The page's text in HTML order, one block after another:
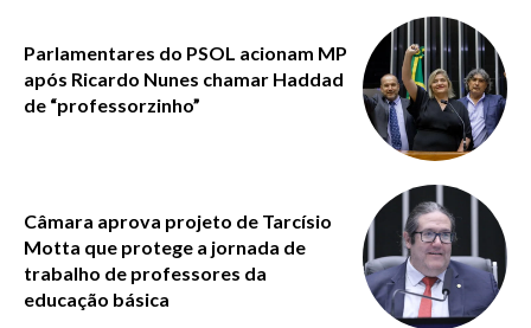
Parlamentares do PSOL acionam MP
após Ricardo Nunes chamar Haddad
de “professorzinho”
Câmara aprova projeto de Tarcísio
Motta que protege a jornada de
trabalho de professores da
educação básica